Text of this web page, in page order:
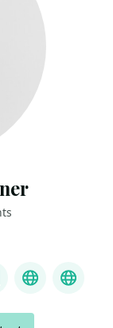
Bluesky